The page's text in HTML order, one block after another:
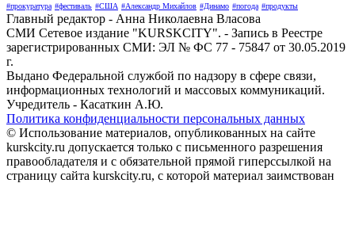
#прокуратура #фестиваль #США #Александр Михайлов #Динамо #погода #продукты
Главный редактор - Анна Николаевна Власова
СМИ Сетевое издание "KURSKCITY". - Запись в Реестре
зарегистрированных СМИ: ЭЛ № ФС 77 - 75847 от 30.05.2019
г.
Выдано Федеральной службой по надзору в сфере связи,
информационных технологий и массовых коммуникаций.
Учредитель - Касаткин А.Ю.
Политика конфиденциальности персональных данных
© Использование материалов, опубликованных на сайте
kurskcity.ru допускается только с письменного разрешения
правообладателя и с обязательной прямой гиперссылкой на
страницу сайта kurskcity.ru, с которой материал заимствован